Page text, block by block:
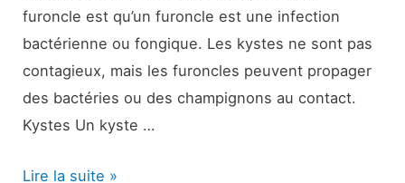
furoncle est qu’un furoncle est une infection
bactérienne ou fongique. Les kystes ne sont pas
contagieux, mais les furoncles peuvent propager
des bactéries ou des champignons au contact.
Kystes Un kyste …
Le
Lire la suite »